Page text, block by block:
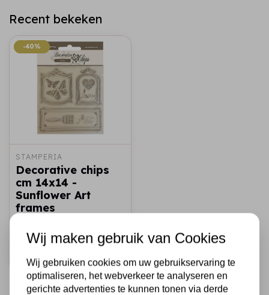
Recent bekeken
-40%
-40%
STAMPERIA
Decorative chips
cm 14x14 -
Sunflower Art
frames
Wij maken gebruik van Cookies
Wij gebruiken cookies om uw gebruikservaring te
optimaliseren, het webverkeer te analyseren en
gerichte advertenties te kunnen tonen via derde